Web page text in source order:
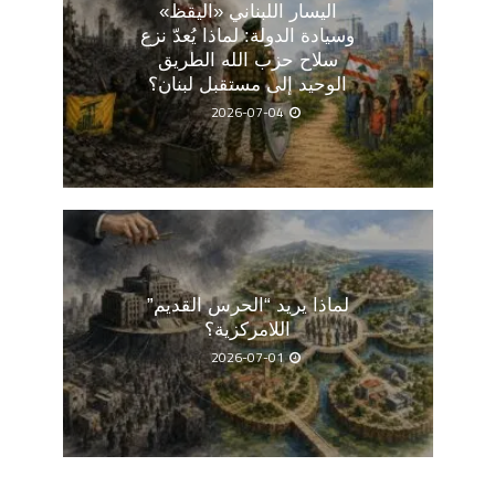
اليسار اللبناني «اليقظ»
وسيادة الدولة: لماذا يُعدّ نزع
سلاح حزب الله الطريق
الوحيد إلى مستقبل لبنان؟
2026-07-04
لماذا يريد “الحرس القديم”
اللامركزية؟
2026-07-01